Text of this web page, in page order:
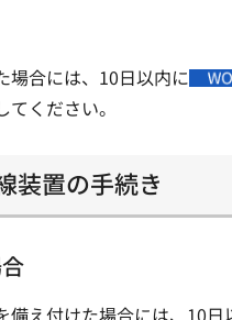
場合には、10日以内に
てください。
装置の手続き
備え付けた場合には、10日